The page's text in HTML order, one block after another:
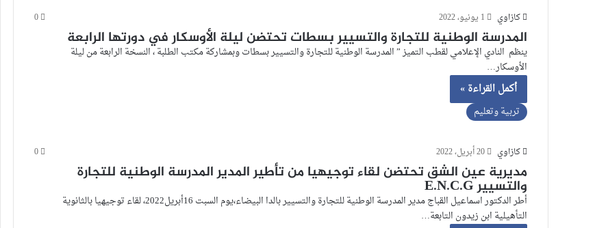
كازاوي 1 يونيو، 2022 0
المدرسة الوطنية للتجارة والتسيير بسطات تحتضن ليلة الأوسكار في دورتها الرابعة
ينظم النادي الإعلامي لقطب التميز ” المدرسة الوطنية للتجارة والتسيير بسطات وبمشاركة مكتب الطلبة ، النسخة الرابعة من ليلة
الأوسكار…
أكمل القراءة »
تربية وتعليم
كازاوي 20 أبريل، 2022 0
مديرية عين الشق تحتضن لقاء توجيهيا من تأطير المدير المدرسة الوطنية للتجارة
والتسيير E.N.C.G
أطر الدكتور اسماعيل القباج مدير المدرسة الوطنية للتجارة والتسيير بالدا البيضاء،يوم السبت 16أبريل2022، لقاء توجيهيا بالثانوية
التأهيلية ابن زيدون التابعة…